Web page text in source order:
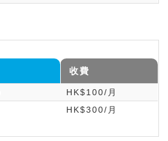
收費
HK$100/月
HK$300/月